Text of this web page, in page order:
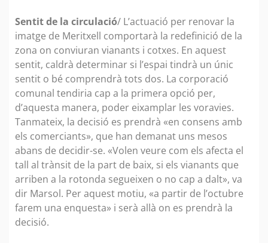
Sentit de la circulació/ L’actuació per renovar la
imatge de Meritxell comportarà la redefinició de la
zona on conviuran vianants i cotxes. En aquest
sentit, caldrà determinar si l’espai tindrà un únic
sentit o bé comprendrà tots dos. La corporació
comunal tendiria cap a la primera opció per,
d’aquesta manera, poder eixamplar les voravies.
Tanmateix, la decisió es prendrà «en consens amb
els comerciants», que han demanat uns mesos
abans de decidir-se. «Volen veure com els afecta el
tall al trànsit de la part de baix, si els vianants que
arriben a la rotonda segueixen o no cap a dalt», va
dir Marsol. Per aquest motiu, «a partir de l’octubre
farem una enquesta» i serà allà on es prendrà la
decisió.